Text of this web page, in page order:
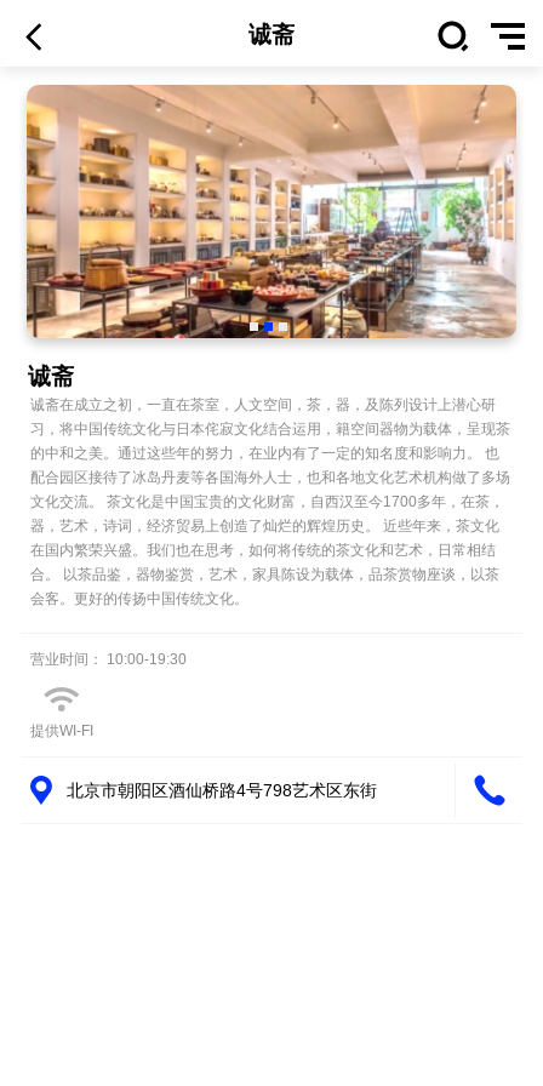
诚斋
诚斋
诚斋在成立之初，一直在茶室，人文空间，茶，器，及陈列设计上潜心研
习，将中国传统文化与日本侘寂文化结合运用，籍空间器物为载体，呈现茶
的中和之美。通过这些年的努力，在业内有了一定的知名度和影响力。 也
配合园区接待了冰岛丹麦等各国海外人士，也和各地文化艺术机构做了多场
文化交流。 茶文化是中国宝贵的文化财富，自西汉至今1700多年，在茶，
器，艺术，诗词，经济贸易上创造了灿烂的辉煌历史。 近些年来，茶文化
在国内繁荣兴盛。我们也在思考，如何将传统的茶文化和艺术，日常相结
合。 以茶品鉴，器物鉴赏，艺术，家具陈设为载体，品茶赏物座谈，以茶
会客。更好的传扬中国传统文化。
营业时间： 10:00-19:30
提供WI-FI
北京市朝阳区酒仙桥路4号798艺术区东街